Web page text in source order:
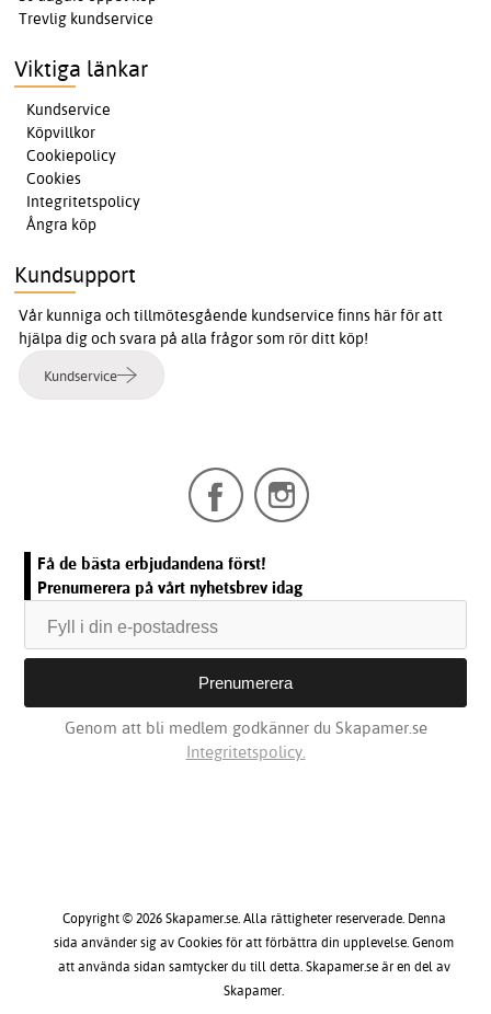
Trevlig kundservice
Viktiga länkar
Kundservice
Köpvillkor
Cookiepolicy
Cookies
Integritetspolicy
Ångra köp
Kundsupport
Vår kunniga och tillmötesgående kundservice finns här för att
hjälpa dig och svara på alla frågor som rör ditt köp!
Kundservice
Få de bästa erbjudandena först!
Prenumerera på vårt nyhetsbrev idag
Genom att bli medlem godkänner du Skapamer.se
Integritetspolicy.
Copyright © 2026 Skapamer.se. Alla rättigheter reserverade. Denna
sida använder sig av Cookies för att förbättra din upplevelse. Genom
att använda sidan samtycker du till detta. Skapamer.se är en del av
Skapamer.